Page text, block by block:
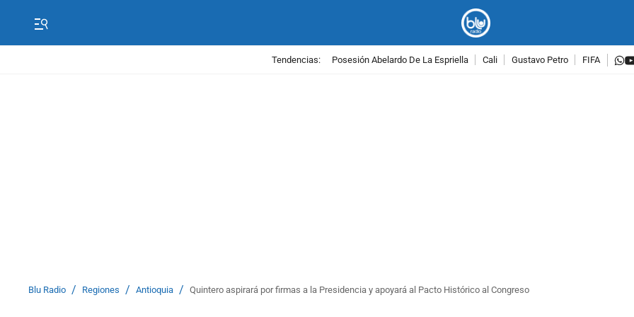
Tendencias: Posesión Abelardo De La Espriella Cali Gustavo Petro FIFA
Blu Radio / Regiones / Antioquia / Quintero aspirará por firmas a la Presidencia y apoyará al Pacto Histórico al Congreso